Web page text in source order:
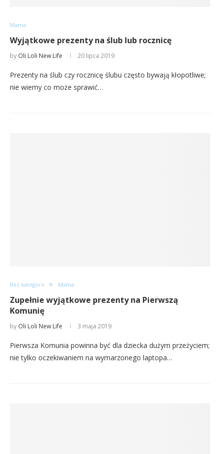
Mama
Wyjątkowe prezenty na ślub lub rocznicę
by Oli Loli New Life 20 lipca 2019
Prezenty na ślub czy rocznicę ślubu często bywają kłopotliwe;
nie wiemy co może sprawić…
Bez kategorii Mama
Zupełnie wyjątkowe prezenty na Pierwszą
Komunię
by Oli Loli New Life 3 maja 2019
Pierwsza Komunia powinna być dla dziecka dużym przeżyciem;
nie tylko oczekiwaniem na wymarzonego laptopa…